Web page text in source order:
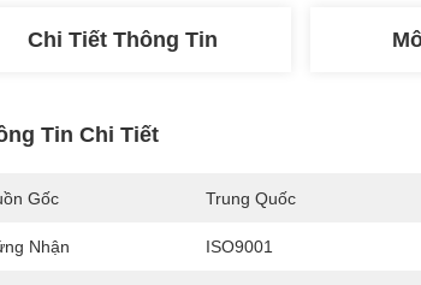
Chi Tiết Thông Tin
Tin Chi Tiết
Gốc Trung Quốc
Nhận ISO9001